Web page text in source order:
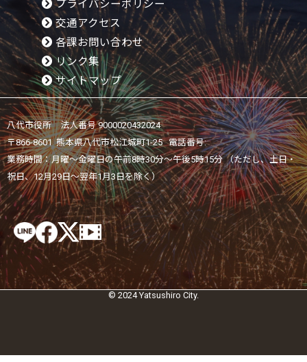
プライバシーポリシー
交通アクセス
各課お問い合わせ
リンク集
サイトマップ
八代市役所 法人番号 9000020432024
〒866-8601 熊本県八代市松江城町1-25 電話番号:
業務時間：月曜～金曜日の午前8時30分～午後5時15分 （ただし、土日・
祝日、12月29日～翌年1月3日を除く）
© 2024 Yatsushiro City.